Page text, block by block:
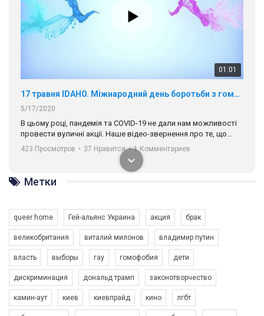
01:01
17 травня IDAHO. Міжнародний день боротьби з гомофобією трансфобією і біфобія.
5/17/2020
В цьому році, пандемія та COVІD-19 не дали нам можливості
провести вуличні акції. Наше відео-звернення про те, що
навіть коли ми у різних містах та не можемо зустрінеться, ми
разом. Ми закликаємо всіх хто поділяє цінності рівності та
солідарності, приєднатися до нас. Регіональні підрозділи
ГАУ є в 16 областях України.
Разом наш голос лунає гучніше!
423 Просмотров • 37 Нравится • 1 Комментариев
Метки
queer home Гей-альянс Украина акция брак
великобритания виталий милонов владимир путин
власть выборы гау гомофобия дети
дискриминация дональд трамп законотворчество
камин-аут киев киевпрайд кино лгбт